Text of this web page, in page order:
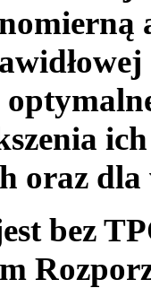
oraz
bez